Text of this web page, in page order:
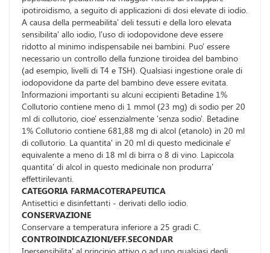
ipotiroidismo, a seguito di applicazioni di dosi elevate di iodio.
A causa della permeabilita' deli tessuti e della loro elevata
sensibilita' allo iodio, l'uso di iodopovidone deve essere
ridotto al minimo indispensabile nei bambini. Puo' essere
necessario un controllo della funzione tiroidea del bambino
(ad esempio, livelli di T4 e TSH). Qualsiasi ingestione orale di
iodopovidone da parte del bambino deve essere evitata.
Informazioni importanti su alcuni eccipienti Betadine 1%
Collutorio contiene meno di 1 mmol (23 mg) di sodio per 20
ml di collutorio, cioe' essenzialmente 'senza sodio'. Betadine
1% Collutorio contiene 681,88 mg di alcol (etanolo) in 20 ml
di collutorio. La quantita' in 20 ml di questo medicinale e'
equivalente a meno di 18 ml di birra o 8 di vino. Lapiccola
quantita' di alcol in questo medicinale non produrra'
effettirilevanti.
CATEGORIA FARMACOTERAPEUTICA
Antisettici e disinfettanti - derivati dello iodio.
CONSERVAZIONE
Conservare a temperatura inferiore a 25 gradi C.
CONTROINDICAZIONI/EFF.SECONDAR